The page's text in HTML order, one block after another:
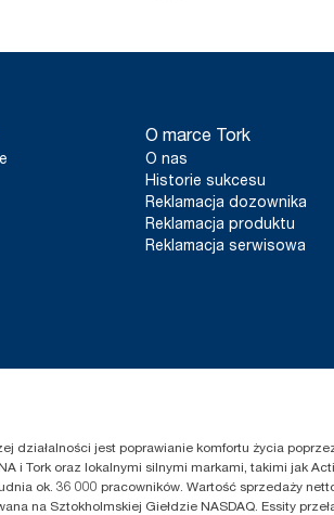
O marce Tork
O nas
Historie sukcesu
Reklamacja dozownika
Reklamacja produktu
Reklamacja serwisowa
działalności jest poprawianie komfortu życia
i Tork oraz lokalnymi silnymi markami, takimi jak
ok. 36 000 pracowników. Wartość sprzedaży
na Sztokholmskiej Giełdzie NASDAQ. Essity